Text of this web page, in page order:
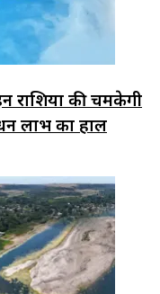
की चमकेगी
लाभ का हाल